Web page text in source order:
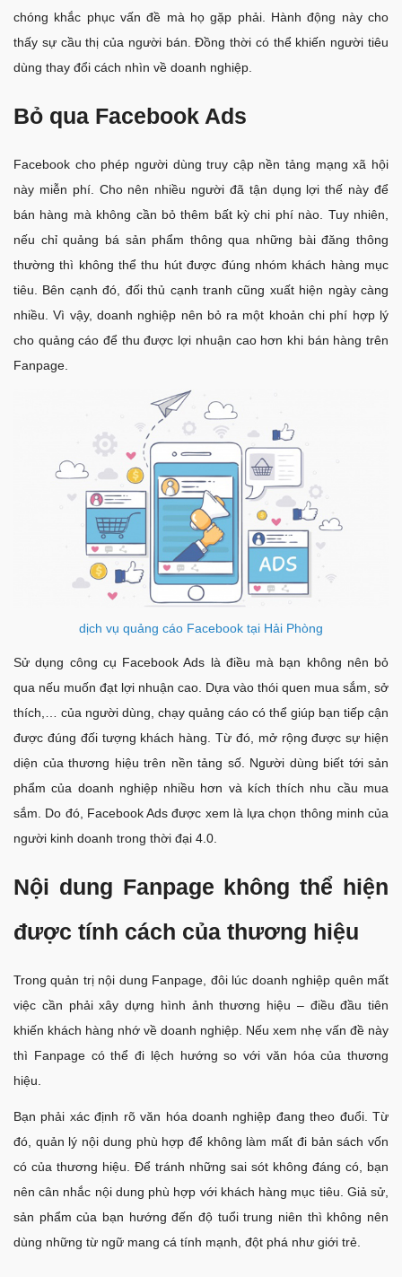
chóng khắc phục vấn đề mà họ gặp phải. Hành động này cho
thấy sự cầu thị của người bán. Đồng thời có thể khiến người tiêu
dùng thay đổi cách nhìn về doanh nghiệp.
Bỏ qua Facebook Ads
Facebook cho phép người dùng truy cập nền tảng mạng xã hội
này miễn phí. Cho nên nhiều người đã tận dụng lợi thế này để
bán hàng mà không cần bỏ thêm bất kỳ chi phí nào. Tuy nhiên,
nếu chỉ quảng bá sản phẩm thông qua những bài đăng thông
thường thì không thể thu hút được đúng nhóm khách hàng mục
tiêu. Bên cạnh đó, đối thủ cạnh tranh cũng xuất hiện ngày càng
nhiều. Vì vậy, doanh nghiệp nên bỏ ra một khoản chi phí hợp lý
cho quảng cáo để thu được lợi nhuận cao hơn khi bán hàng trên
Fanpage.
dịch vụ quảng cáo Facebook tại Hải Phòng
Sử dụng công cụ Facebook Ads là điều mà bạn không nên bỏ
qua nếu muốn đạt lợi nhuận cao. Dựa vào thói quen mua sắm, sở
thích,… của người dùng, chạy quảng cáo có thể giúp bạn tiếp cận
được đúng đối tượng khách hàng. Từ đó, mở rộng được sự hiện
diện của thương hiệu trên nền tảng số. Người dùng biết tới sản
phẩm của doanh nghiệp nhiều hơn và kích thích nhu cầu mua
sắm. Do đó, Facebook Ads được xem là lựa chọn thông minh của
người kinh doanh trong thời đại 4.0.
Nội dung Fanpage không thể hiện
được tính cách của thương hiệu
Trong quản trị nội dung Fanpage, đôi lúc doanh nghiệp quên mất
việc cần phải xây dựng hình ảnh thương hiệu – điều đầu tiên
khiến khách hàng nhớ về doanh nghiệp. Nếu xem nhẹ vấn đề này
thì Fanpage có thể đi lệch hướng so với văn hóa của thương
hiệu.
Bạn phải xác định rõ văn hóa doanh nghiệp đang theo đuổi. Từ
đó, quản lý nội dung phù hợp để không làm mất đi bản sách vốn
có của thương hiệu. Để tránh những sai sót không đáng có, bạn
nên cân nhắc nội dung phù hợp với khách hàng mục tiêu. Giả sử,
sản phẩm của bạn hướng đến độ tuổi trung niên thì không nên
dùng những từ ngữ mang cá tính mạnh, đột phá như giới trẻ.